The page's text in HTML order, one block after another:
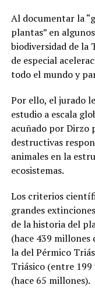
Al documentar la
plantas” en
biodiversidad de la
de especial
todo el mundo y
Por ello, el jurado
estudio a escala
acuñado por Dirzo
destructivas
animales en la
ecosistemas.
Los criterios
grandes
de la historia del
(hace 439 millones
la del Pérmico
Triásico (entre 199
(hace 65 millones).